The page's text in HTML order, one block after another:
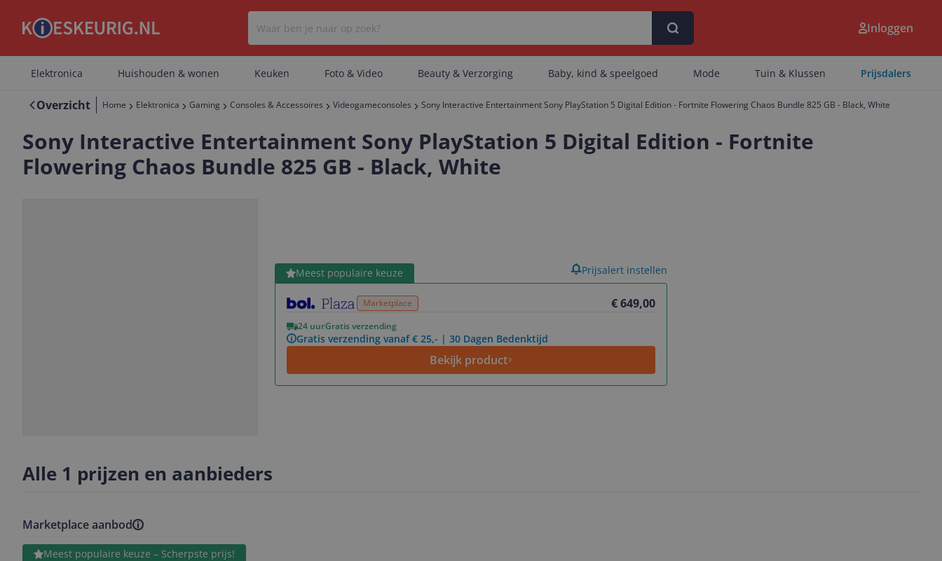
Er zijn geen categorieën gevonden.
Inloggen
Elektronica Huishouden & wonen Keuken Foto & Video Beauty & Verzorging Baby, kind & speelgoed Mode Tuin & Klussen Prijsdalers
Overzicht Home Elektronica Gaming Consoles & Accessoires Videogameconsoles Sony Interactive Entertainment Sony PlayStation 5 Digital Edition - Fortnite Flowering Chaos Bundle 825 GB - Black, White
Sony Interactive Entertainment Sony PlayStation 5 Digital Edition - Fortnite
Flowering Chaos Bundle 825 GB - Black, White
Meest populaire keuze
Marketplace € 649,00
24 uurGratis verzending
Gratis verzending vanaf € 25,- | 30 Dagen Bedenktijd
Bekijk product
Bekijk product Prijsalert instellen
Alle 1 prijzen en aanbieders
Marketplace aanbod
Meest populaire keuze – Scherpste prijs!
Bekijk product